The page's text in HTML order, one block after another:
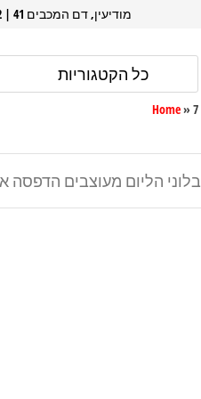
מודיעין, דם המכבים 41 | 058-7870022
Home» 7
בלוני הליום מעוצבים הדפסה